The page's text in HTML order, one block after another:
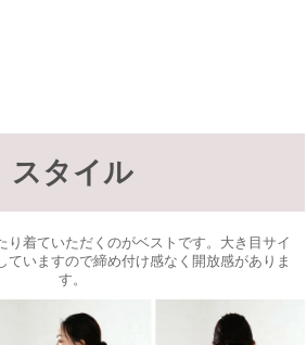
スタイル
り着ていただくのがベストです。大き目サイ
ていますので締め付け感なく開放感がありま
す。